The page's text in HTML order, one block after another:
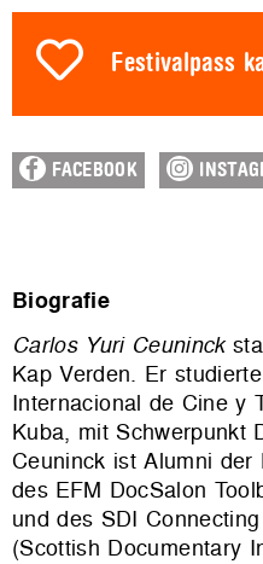
Festivalpass
FACEBOOK
Biografie
Carlos Yuri Ceuninck
Kap Verden. Er
Internacional de Cine y
Kuba, mit Schwerpunkt
Ceuninck ist Alumni
des EFM DocSalon
und des SDI
(Scottish Documentary